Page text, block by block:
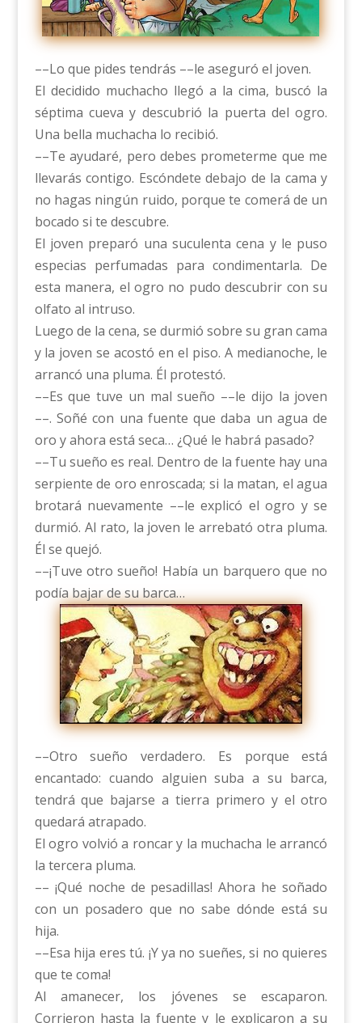
––Lo que pides tendrás ––le aseguró el joven.
El decidido muchacho llegó a la cima, buscó la
séptima cueva y descubrió la puerta del ogro.
Una bella muchacha lo recibió.
––Te ayudaré, pero debes prometerme que me
llevarás contigo. Escóndete debajo de la cama y
no hagas ningún ruido, porque te comerá de un
bocado si te descubre.
El joven preparó una suculenta cena y le puso
especias perfumadas para condimentarla. De
esta manera, el ogro no pudo descubrir con su
olfato al intruso.
Luego de la cena, se durmió sobre su gran cama
y la joven se acostó en el piso. A medianoche, le
arrancó una pluma. Él protestó.
––Es que tuve un mal sueño ––le dijo la joven
––. Soñé con una fuente que daba un agua de
oro y ahora está seca… ¿Qué le habrá pasado?
––Tu sueño es real. Dentro de la fuente hay una
serpiente de oro enroscada; si la matan, el agua
brotará nuevamente ––le explicó el ogro y se
durmió. Al rato, la joven le arrebató otra pluma.
Él se quejó.
––¡Tuve otro sueño! Había un barquero que no
podía bajar de su barca…
––Otro sueño verdadero. Es porque está
encantado: cuando alguien suba a su barca,
tendrá que bajarse a tierra primero y el otro
quedará atrapado.
El ogro volvió a roncar y la muchacha le arrancó
la tercera pluma.
–– ¡Qué noche de pesadillas! Ahora he soñado
con un posadero que no sabe dónde está su
hija.
––Esa hija eres tú. ¡Y ya no sueñes, si no quieres
que te coma!
Al amanecer, los jóvenes se escaparon.
Corrieron hasta la fuente y le explicaron a su